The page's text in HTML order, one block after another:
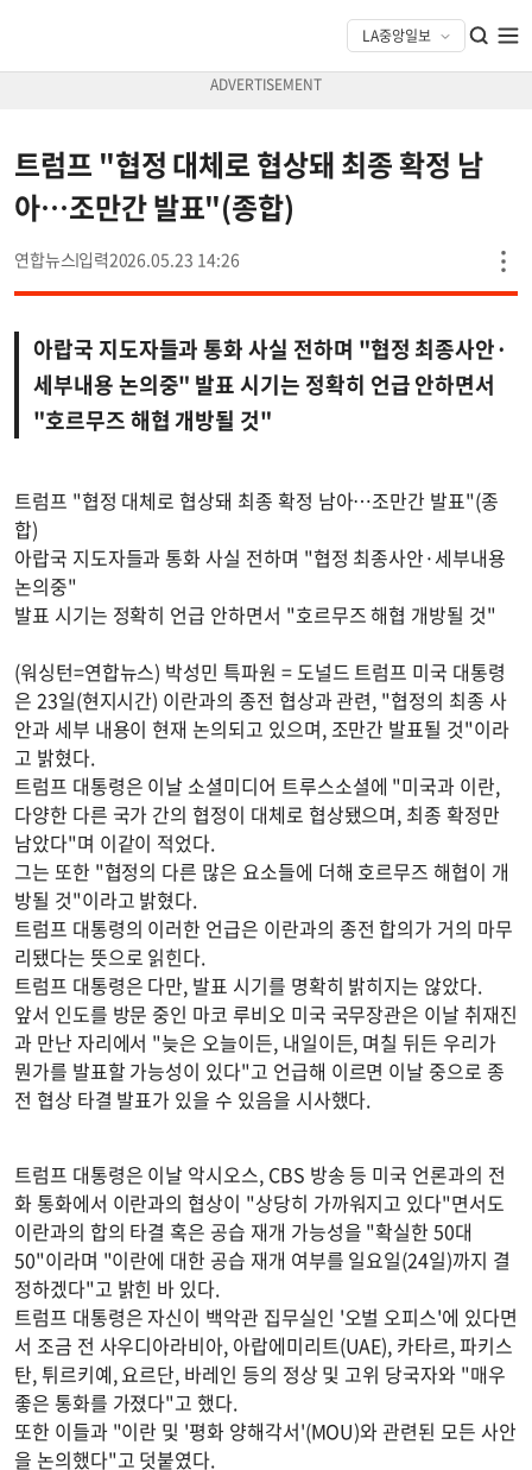
트럼프 "협정 대체로 협상돼 최종 확정 남
아…조만간 발표"(종합)
연합뉴스 2026.05.23 14:26
아랍국 지도자들과 통화 사실 전하며 "협정 최종사안·
세부내용 논의중" 발표 시기는 정확히 언급 안하면서
"호르무즈 해협 개방될 것"
트럼프 "협정 대체로 협상돼 최종 확정 남아…조만간 발표"(종
합)
아랍국 지도자들과 통화 사실 전하며 "협정 최종사안·세부내용
논의중"
발표 시기는 정확히 언급 안하면서 "호르무즈 해협 개방될 것"
(워싱턴=연합뉴스) 박성민 특파원 = 도널드 트럼프 미국 대통령
은 23일(현지시간) 이란과의 종전 협상과 관련, "협정의 최종 사
안과 세부 내용이 현재 논의되고 있으며, 조만간 발표될 것"이라
고 밝혔다.
트럼프 대통령은 이날 소셜미디어 트루스소셜에 "미국과 이란,
다양한 다른 국가 간의 협정이 대체로 협상됐으며, 최종 확정만
남았다"며 이같이 적었다.
그는 또한 "협정의 다른 많은 요소들에 더해 호르무즈 해협이 개
방될 것"이라고 밝혔다.
트럼프 대통령의 이러한 언급은 이란과의 종전 합의가 거의 마무
리됐다는 뜻으로 읽힌다.
트럼프 대통령은 다만, 발표 시기를 명확히 밝히지는 않았다.
앞서 인도를 방문 중인 마코 루비오 미국 국무장관은 이날 취재진
과 만난 자리에서 "늦은 오늘이든, 내일이든, 며칠 뒤든 우리가
뭔가를 발표할 가능성이 있다"고 언급해 이르면 이날 중으로 종
전 협상 타결 발표가 있을 수 있음을 시사했다.
트럼프 대통령은 이날 악시오스, CBS 방송 등 미국 언론과의 전
화 통화에서 이란과의 협상이 "상당히 가까워지고 있다"면서도
이란과의 합의 타결 혹은 공습 재개 가능성을 "확실한 50대
50"이라며 "이란에 대한 공습 재개 여부를 일요일(24일)까지 결
정하겠다"고 밝힌 바 있다.
트럼프 대통령은 자신이 백악관 집무실인 '오벌 오피스'에 있다면
서 조금 전 사우디아라비아, 아랍에미리트(UAE), 카타르, 파키스
탄, 튀르키예, 요르단, 바레인 등의 정상 및 고위 당국자와 "매우
좋은 통화를 가졌다"고 했다.
또한 이들과 "이란 및 '평화 양해각서'(MOU)와 관련된 모든 사안
을 논의했다"고 덧붙였다.